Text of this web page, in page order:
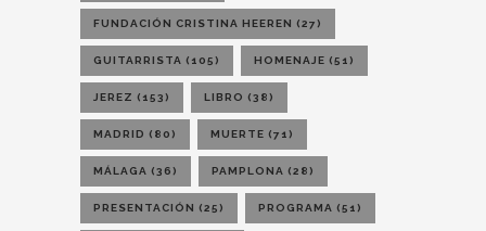
FUNDACIÓN CRISTINA HEEREN (27)
GUITARRISTA (105) HOMENAJE (51)
JEREZ (153) LIBRO (38)
MADRID (80) MUERTE (71)
MÁLAGA (36) PAMPLONA (28)
PRESENTACIÓN (25) PROGRAMA (51)